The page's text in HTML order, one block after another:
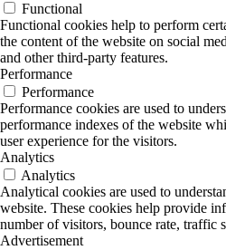
Functional
Functional cookies help to perform
the content of the website on social
and other third-party features.
Performance
Performance
Performance cookies are used to
performance indexes of the website
user experience for the visitors.
Analytics
Analytics
Analytical cookies are used to
website. These cookies help provide
number of visitors, bounce rate, traffic
Advertisement